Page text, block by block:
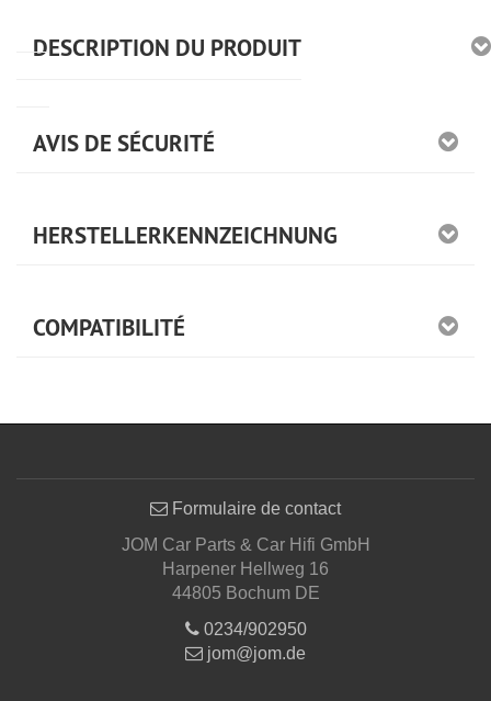
DESCRIPTION DU PRODUIT
AVIS DE SÉCURITÉ
HERSTELLERKENNZEICHNUNG
COMPATIBILITÉ
Formulaire de contact
JOM Car Parts & Car Hifi GmbH
Harpener Hellweg 16
44805 Bochum DE
0234/902950
jom@jom.de